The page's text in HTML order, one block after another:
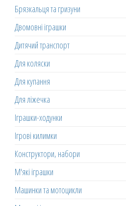
Брязкальця та гризуни
Двомовні іграшки
Дитячий транспорт
Для коляски
Для купання
Для ліжечка
Іграшки-ходунки
Ігрові килимки
Конструктори, набори
М'які іграшки
Машинки та мотоцикли